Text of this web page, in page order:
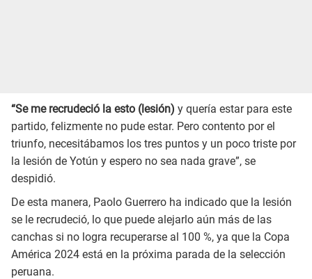
“Se me recrudeció la esto (lesión) y quería estar para este
partido, felizmente no pude estar. Pero contento por el
triunfo, necesitábamos los tres puntos y un poco triste por
la lesión de Yotún y espero no sea nada grave”, se
despidió.
De esta manera, Paolo Guerrero ha indicado que la lesión
se le recrudeció, lo que puede alejarlo aún más de las
canchas si no logra recuperarse al 100 %, ya que la Copa
América 2024 está en la próxima parada de la selección
peruana.